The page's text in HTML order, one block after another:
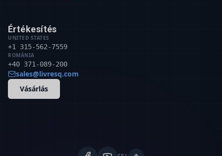
Értékesítés
UNITED STATES
+1 315-562-7559
ROMÁNIA
+40 371-089-200
sales@livresq.com
Vásárlás